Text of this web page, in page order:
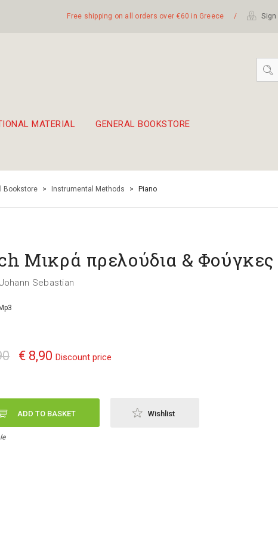
Free shipping on all orders over €60 in Greece / Sign
MATERIAL GENERAL BOOKSTORE
Bookstore > Instrumental Methods > Piano
Μικρά πρελούδια & Φούγκες
Sebastian
€ 8,90 Discount price
ADD TO BASKET Wishlist